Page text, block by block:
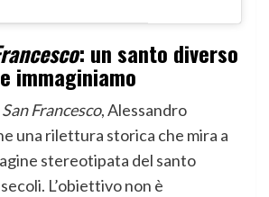
: un santo diverso
immaginiamo
San Francesco, Alessandro
una rilettura storica che mira a
stereotipata del santo
L’obiettivo non è